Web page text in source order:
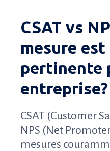
CSAT vs
mesure
pertinente
entreprise?
CSAT (Customer
NPS (Net
mesures